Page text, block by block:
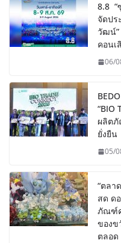
8.8 “
จัดปร
วัฒน์”
คอนเ
06/
“BIO
ผลิต
ยั่งยืน
05/
“ตลา
สด ด
ภัณฑ์ค
ของข
ตลอด